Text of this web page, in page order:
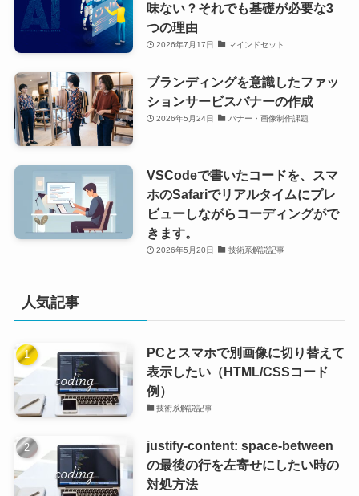
味ない？それでも基礎が必要な3
つの理由
2026年7月17日 マインドセット
ブランディングを意識したファッ
ションサービスバナーの作成
2026年5月24日 バナー・画像制作課題
VSCodeで書いたコードを、スマ
ホのSafariでリアルタイムにプレ
ビューしながらコーディングがで
きます。
2026年5月20日 技術系解説記事
人気記事
PCとスマホで別画像に切り替えて
表示したい（HTML/CSSコード
例）
技術系解説記事
justify-content: space-between
の最後の行を左寄せにしたい時の
対処方法